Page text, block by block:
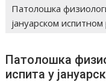
Патолошка
јануарском испитном
Патолошка
испита у